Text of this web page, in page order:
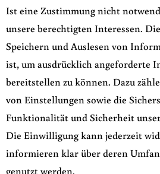
Ist eine Zustimmung nicht
unsere berechtigten Interessen.
Speichern und Auslesen von
ist, um ausdrücklich angeforderte
bereitstellen zu können. Dazu
von Einstellungen sowie die
Funktionalität und Sicherheit
Die Einwilligung kann jederzeit
informieren klar über deren
genutzt werden.